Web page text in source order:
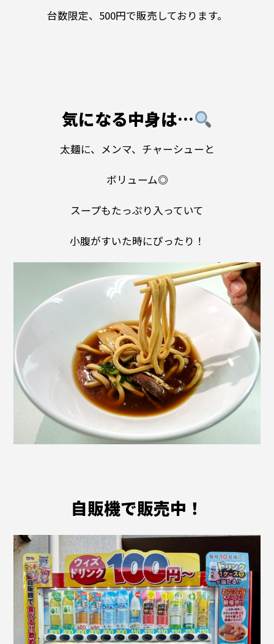
台数限定、500円で販売しております。
気になる中身は…
太麺に、メンマ、チャーシューと
ボリューム◎
スープもたっぷり入っていて
小腹がすいた時にぴったり！
自販機で販売中！